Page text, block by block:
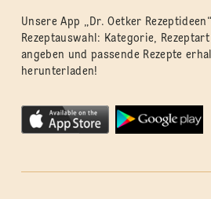
Unsere App „Dr. Oetker
Rezeptauswahl: Kategorie,
angeben und passende Rezepte
herunterladen!